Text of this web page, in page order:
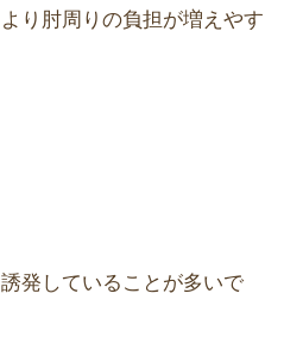
り肘周りの負担が増えやす
発していることが多いで